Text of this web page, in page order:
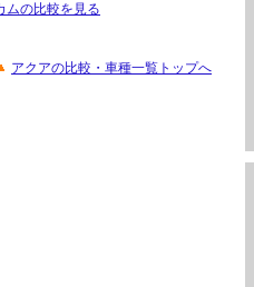
ムの比較を見る
アクアの比較・車種一覧トップへ